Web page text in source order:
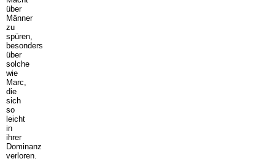
über
Männer
zu
spüren,
besonders
über
solche
wie
Marc,
die
sich
so
leicht
in
ihrer
Dominanz
verloren.